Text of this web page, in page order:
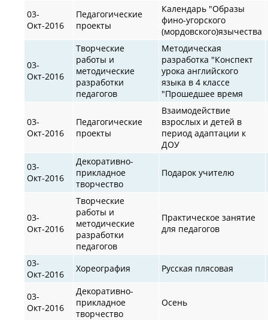
03-
Окт-2016
Педагогические
проекты
Календарь "Образы
фино-угорского
(мордовского)язычества
03-
Окт-2016
Творческие
работы и
методические
разработки
педагогов
Методическая
разработка "Конспект
урока английского
языка в 4 классе
"Прошедшее время
03-
Окт-2016
Педагогические
проекты
Взаимодействие
взрослых и детей в
период адаптации к
ДОУ
03-
Окт-2016
Декоративно-
прикладное
творчество
Подарок учителю
03-
Окт-2016
Творческие
работы и
методические
разработки
педагогов
Практическое занятие
для педагогов
03-
Окт-2016
Хореография Русская плясовая
03-
Окт-2016
Декоративно-
прикладное
творчество
Осень